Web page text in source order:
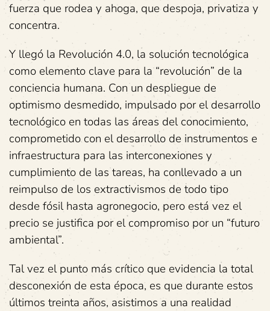
fuerza que rodea y ahoga, que despoja, privatiza y
concentra.
Y llegó la Revolución 4.0, la solución tecnológica
como elemento clave para la “revolución” de la
conciencia humana. Con un despliegue de
optimismo desmedido, impulsado por el desarrollo
tecnológico en todas las áreas del conocimiento,
comprometido con el desarrollo de instrumentos e
infraestructura para las interconexiones y
cumplimiento de las tareas, ha conllevado a un
reimpulso de los extractivismos de todo tipo
desde fósil hasta agronegocio, pero está vez el
precio se justifica por el compromiso por un “futuro
ambiental”.
Tal vez el punto más crítico que evidencia la total
desconexión de esta época, es que durante estos
últimos treinta años, asistimos a una realidad